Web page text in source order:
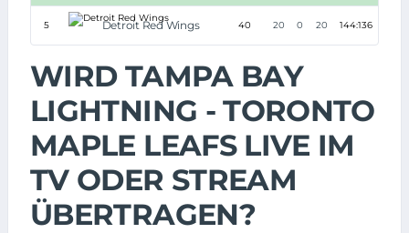
5 Detroit Red Wings 40 20 0 20 144:136
WIRD TAMPA BAY
LIGHTNING - TORONTO
MAPLE LEAFS LIVE IM
TV ODER STREAM
ÜBERTRAGEN?